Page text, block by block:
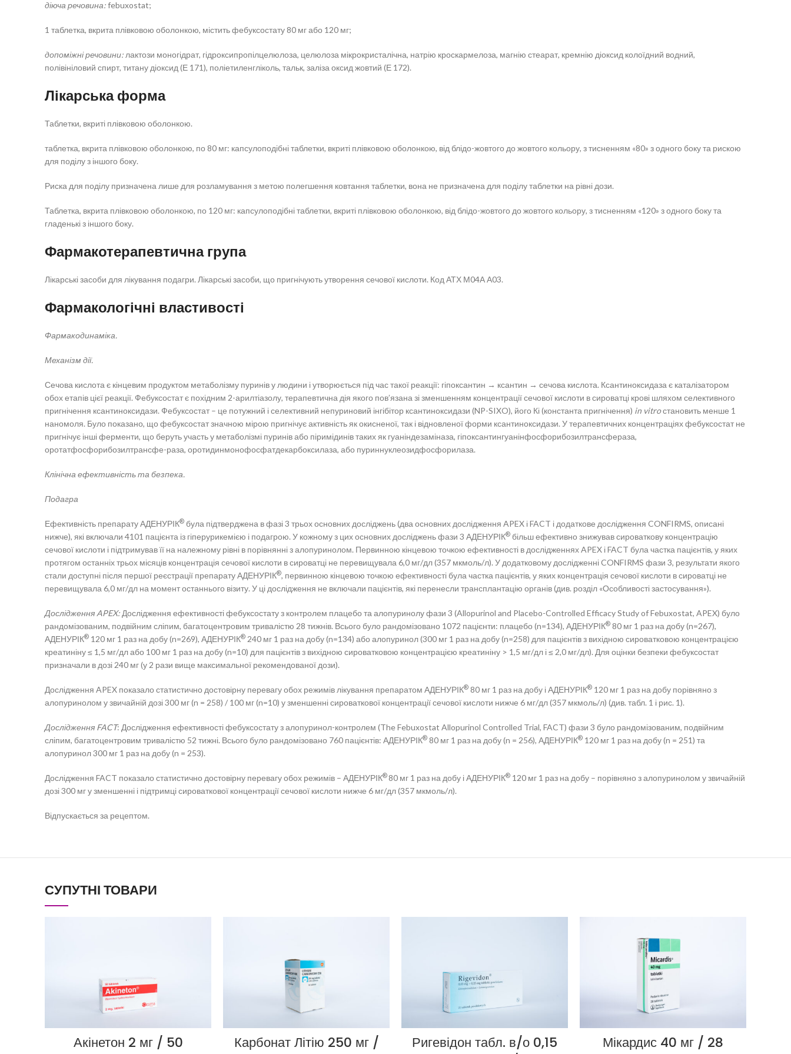
діюча речовина:febuxostat;
1 таблетка, вкрита плівковою оболонкою, містить фебуксостату 80 мг або 120 мг;
допоміжні речовини: лактози моногідрат, гідроксипропілцелюлоза, целюлоза мікрокристалічна, натрію кроскармелоза, магнію стеарат, кремнію діоксид колоїдний водний,
полівініловий спирт, титану діоксид (Е 171), поліетиленгліколь, тальк, заліза оксид жовтий (Е 172).
Лікарська форма
Таблетки, вкриті плівковою оболонкою.
таблетка, вкрита плівковою оболонкою, по 80 мг: капсулоподібні таблетки, вкриті плівковою оболонкою, від блідо-жовтого до жовтого кольору, з тисненням «80» з одного боку та рискою
для поділу з іншого боку.
Риска для поділу призначена лише для розламування з метою полегшення ковтання таблетки, вона не призначена для поділу таблетки на рівні дози.
Таблетка, вкрита плівковою оболонкою, по 120 мг: капсулоподібні таблетки, вкриті плівковою оболонкою, від блідо-жовтого до жовтого кольору, з тисненням «120» з одного боку та
гладенькі з іншого боку.
Фармакотерапевтична група
Лікарські засоби для лікування подагри. Лікарські засоби, що пригнічують утворення сечової кислоти. Код АТХ М04А А03.
Фармакологічні властивості
Фармакодинаміка.
Механізм дії.
Сечова кислота є кінцевим продуктом метаболізму пуринів у людини і утворюється під час такої реакції: гіпоксантин → ксантин → сечова кислота. Ксантиноксидаза є каталізатором
обох етапів цієї реакції. Фебуксостат є похідним 2-арилтіазолу, терапевтична дія якого пов’язана зі зменшенням концентрації сечової кислоти в сироватці крові шляхом селективного
пригнічення ксантиноксидази. Фебуксостат – це потужний і селективний непуриновий інгібітор ксантиноксидази (NP-SIXO), його Кі (константа пригнічення) in vitroстановить менше 1
наномоля. Було показано, що фебуксостат значною мірою пригнічує активність як окисненої, так і відновленої форми ксантиноксидази. У терапевтичних концентраціях фебуксостат не
пригнічує інші ферменти, що беруть участь у метаболізмі пуринів або піримідинів таких як гуаніндезаміназа, гіпоксантингуанінфосфорибозилтрансфераза,
оротатфосфорибозилтрансфе-раза, оротидинмонофосфатдекарбоксилаза, або пуриннуклеозидфосфорилаза.
Клінічна ефективність та безпека.
Подагра
Ефективність препарату АДЕНУРІК® була підтверджена в фазі 3 трьох основних досліджень (два основних дослідження APEX і FACT і додаткове дослідження CONFIRMS, описані
нижче), які включали 4101 пацієнта із гіперурикемією і подагрою. У кожному з цих основних досліджень фази 3 АДЕНУРІК® більш ефективно знижував сироваткову концентрацію
сечової кислоти і підтримував її на належному рівні в порівнянні з алопуринолом. Первинною кінцевою точкою ефективності в дослідженнях APEX і FACT була частка пацієнтів, у яких
протягом останніх трьох місяців концентрація сечової кислоти в сироватці не перевищувала 6,0 мг/дл (357 мкмоль/л). У додатковому дослідженні CONFIRMS фази 3, результати якого
стали доступні після першої реєстрації препарату АДЕНУРІК®, первинною кінцевою точкою ефективності була частка пацієнтів, у яких концентрація сечової кислоти в сироватці не
перевищувала 6,0 мг/дл на момент останнього візиту. У ці дослідження не включали пацієнтів, які перенесли трансплантацію органів (див. розділ «Особливості застосування»).
Дослідження APEX: Дослідження ефективності фебуксостату з контролем плацебо та алопуринолу фази 3 (Allopurinol and Placebo-Controlled Efficacy Study of Febuxostat, APEX) було
рандомізованим, подвійним сліпим, багатоцентровим тривалістю 28 тижнів. Всього було рандомізовано 1072 пацієнти: плацебо (n=134), АДЕНУРІК® 80 мг 1 раз на добу (n=267),
АДЕНУРІК® 120 мг 1 раз на добу (n=269), АДЕНУРІК® 240 мг 1 раз на добу (n=134) або алопуринол (300 мг 1 раз на добу (n=258) для пацієнтів з вихідною сироватковою концентрацією
креатиніну ≤ 1,5 мг/дл або 100 мг 1 раз на добу (n=10) для пацієнтів з вихідною сироватковою концентрацією креатиніну > 1,5 мг/дл і ≤ 2,0 мг/дл). Для оцінки безпеки фебуксостат
призначали в дозі 240 мг (у 2 рази вище максимальної рекомендованої дози).
Дослідження APEX показало статистично достовірну перевагу обох режимів лікування препаратом АДЕНУРІК® 80 мг 1 раз на добу і АДЕНУРІК® 120 мг 1 раз на добу порівняно з
алопуринолом у звичайній дозі 300 мг (n = 258) / 100 мг (n=10) у зменшенні сироваткової концентрації сечової кислоти нижче 6 мг/дл (357 мкмоль/л) (див. табл. 1 і рис. 1).
Дослідження FACT: Дослідження ефективності фебуксостату з алопуринол-контролем (The Febuxostat Allopurinol Controlled Trial, FACT) фази 3 було рандомізованим, подвійним
сліпим, багатоцентровим тривалістю 52 тижні. Всього було рандомізовано 760 пацієнтів: АДЕНУРІК® 80 мг 1 раз на добу (n = 256), АДЕНУРІК® 120 мг 1 раз на добу (n = 251) та
алопуринол 300 мг 1 раз на добу (n = 253).
Дослідження FACT показало статистично достовірну перевагу обох режимів – АДЕНУРІК®80 мг 1 раз на добу і АДЕНУРІК® 120 мг 1 раз на добу – порівняно з алопуринолом у звичайній
дозі 300 мг у зменшенні і підтримці сироваткової концентрації сечової кислоти нижче 6 мг/дл (357 мкмоль/л).
Відпускається за рецептом.
СУПУТНІ ТОВАРИ
Акінетон 2 мг / 50
Карбонат Літію 250 мг /
Ригевідон табл. в/о 0,15
Мікардис 40 мг / 28